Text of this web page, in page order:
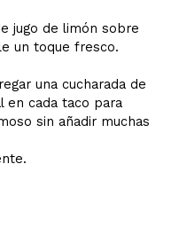
jugo de limón sobre
un toque fresco.
una cucharada de
en cada taco para
sin añadir muchas